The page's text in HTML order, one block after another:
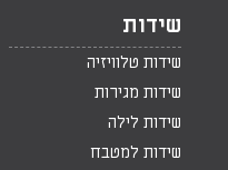
שידות
שידות טלוויזיה
שידות מגירות
שידות לילה
שידות למטבח